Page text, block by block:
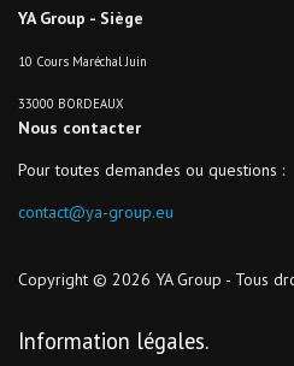
YA Group - Siège
10 Cours Maréchal Juin
33000 BORDEAUX
Nous contacter
Pour toutes demandes ou questions :
contact@ya-group.eu
Copyright © 2026 YA Group - Tous
Information légales